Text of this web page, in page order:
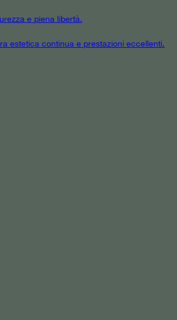
e piena libertà.
estetica continua e prestazioni eccellenti.